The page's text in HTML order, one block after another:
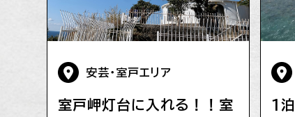
安芸・室戸エリア
室戸岬灯台に入れる！！室
1